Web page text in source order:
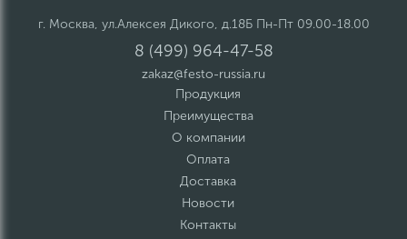
г. Москва, ул.Алексея Дикого, д.18Б Пн-Пт 09.00-18.00
8 (499) 964-47-58
zakaz@festo-russia.ru
Продукция
Преимущества
О компании
Оплата
Доставка
Новости
Контакты